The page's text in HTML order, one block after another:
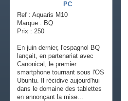
PC
Ref : Aquaris M10
Marque : BQ
Prix : 250
En juin dernier, l'espagnol BQ
lançait, en partenariat avec
Canonical, le premier
smartphone tournant sous l'OS
Ubuntu. Il récidive aujourd'hui
dans le domaine des tablettes
en annonçant la mise...